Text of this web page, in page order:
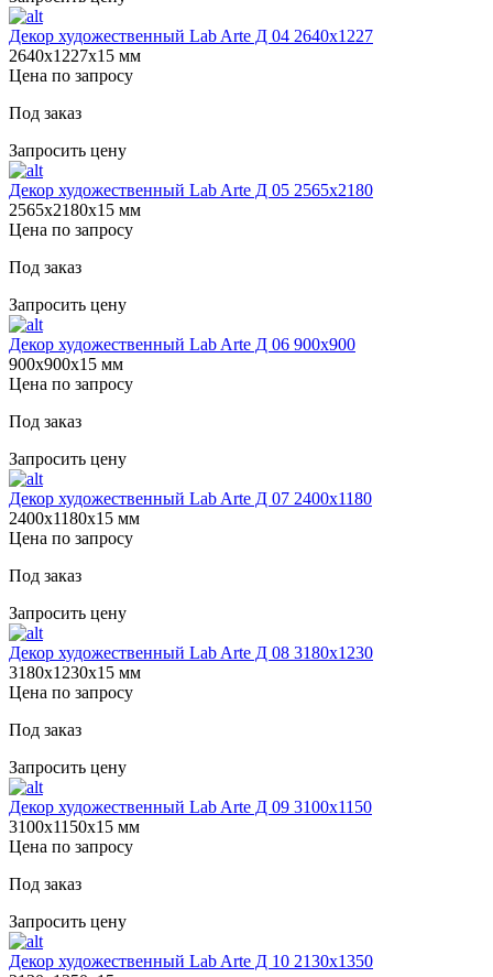
Декор художественный Lab Arte Д 04 2640х1227
2640х1227х15 мм
Цена по запросу
Под заказ
Запросить цену
Декор художественный Lab Arte Д 05 2565х2180
2565х2180х15 мм
Цена по запросу
Под заказ
Запросить цену
Декор художественный Lab Arte Д 06 900х900
900х900х15 мм
Цена по запросу
Под заказ
Запросить цену
Декор художественный Lab Arte Д 07 2400х1180
2400х1180х15 мм
Цена по запросу
Под заказ
Запросить цену
Декор художественный Lab Arte Д 08 3180х1230
3180х1230х15 мм
Цена по запросу
Под заказ
Запросить цену
Декор художественный Lab Arte Д 09 3100х1150
3100х1150х15 мм
Цена по запросу
Под заказ
Запросить цену
Декор художественный Lab Arte Д 10 2130х1350